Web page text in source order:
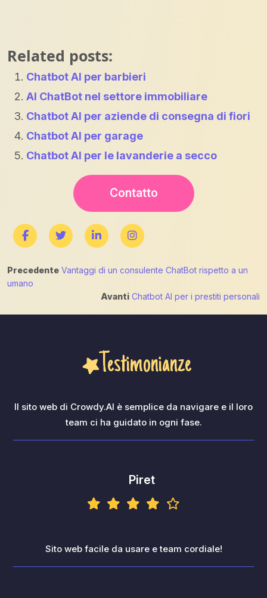
Related posts:
Chatbot AI per barbieri
AI ChatBot nel settore immobiliare
Chatbot AI per aziende di consegna di fiori
Chatbot AI per garage
Chatbot AI per le lavanderie a secco
Contatto
Navigazione
articoli
Precedente Vantaggi di un consulente ChatBot rispetto a un
umano
Avanti Chatbot AI per i prestiti personali
Testimonianze
Il sito web di Crowdy.AI è semplice da navigare e il loro
team ci ha guidato in ogni fase.
Piret
Sito web facile da usare e team cordiale!